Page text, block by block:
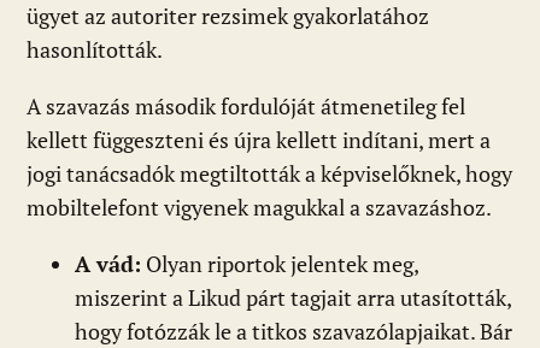
ügyet az autoriter rezsimek gyakorlatához
hasonlították.
A szavazás második fordulóját átmenetileg fel
kellett függeszteni és újra kellett indítani, mert a
jogi tanácsadók megtiltották a képviselőknek, hogy
mobiltelefont vigyenek magukkal a szavazáshoz.
A vád: Olyan riportok jelentek meg,
miszerint a Likud párt tagjait arra utasították,
hogy fotózzák le a titkos szavazólapjaikat. Bár